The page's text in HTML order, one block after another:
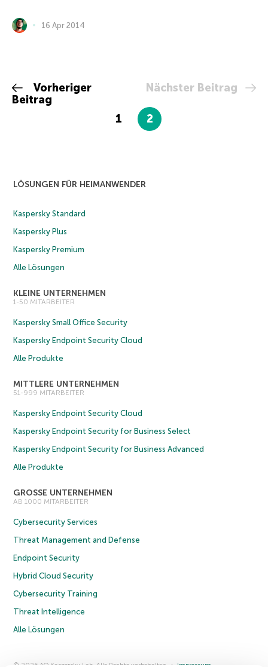
16 Apr 2014
Vorheriger
Beitrag
1
2
Nächster Beitrag
LÖSUNGEN FÜR HEIMANWENDER
Kaspersky Standard
Kaspersky Plus
Kaspersky Premium
Alle Lösungen
KLEINE UNTERNEHMEN
1-50 MITARBEITER
Kaspersky Small Office Security
Kaspersky Endpoint Security Cloud
Alle Produkte
MITTLERE UNTERNEHMEN
51-999 MITARBEITER
Kaspersky Endpoint Security Cloud
Kaspersky Endpoint Security for Business Select
Kaspersky Endpoint Security for Business Advanced
Alle Produkte
GROSSE UNTERNEHMEN
AB 1000 MITARBEITER
Cybersecurity Services
Threat Management and Defense
Endpoint Security
Hybrid Cloud Security
Cybersecurity Training
Threat Intelligence
Alle Lösungen
© 2026 AO Kaspersky Lab. Alle Rechte vorbehalten. Impressum